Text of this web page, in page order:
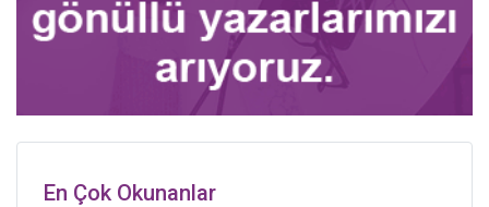
En Çok Okunanlar